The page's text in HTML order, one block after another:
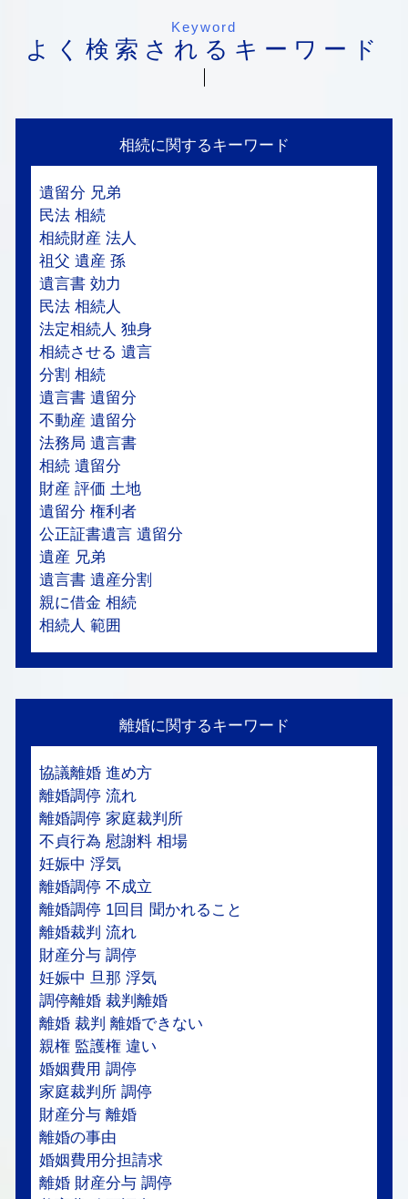
Keyword
よく検索されるキーワード
相続に関するキーワード
遺留分 兄弟
民法 相続
相続財産 法人
祖父 遺産 孫
遺言書 効力
民法 相続人
法定相続人 独身
相続させる 遺言
分割 相続
遺言書 遺留分
不動産 遺留分
法務局 遺言書
相続 遺留分
財産 評価 土地
遺留分 権利者
公正証書遺言 遺留分
遺産 兄弟
遺言書 遺産分割
親に借金 相続
相続人 範囲
離婚に関するキーワード
協議離婚 進め方
離婚調停 流れ
離婚調停 家庭裁判所
不貞行為 慰謝料 相場
妊娠中 浮気
離婚調停 不成立
離婚調停 1回目 聞かれること
離婚裁判 流れ
財産分与 調停
妊娠中 旦那 浮気
調停離婚 裁判離婚
離婚 裁判 離婚できない
親権 監護権 違い
婚姻費用 調停
家庭裁判所 調停
財産分与 離婚
離婚の事由
婚姻費用分担請求
離婚 財産分与 調停